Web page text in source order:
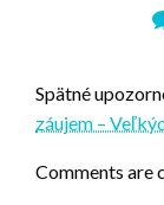
Spätné
záujem –
Comments are